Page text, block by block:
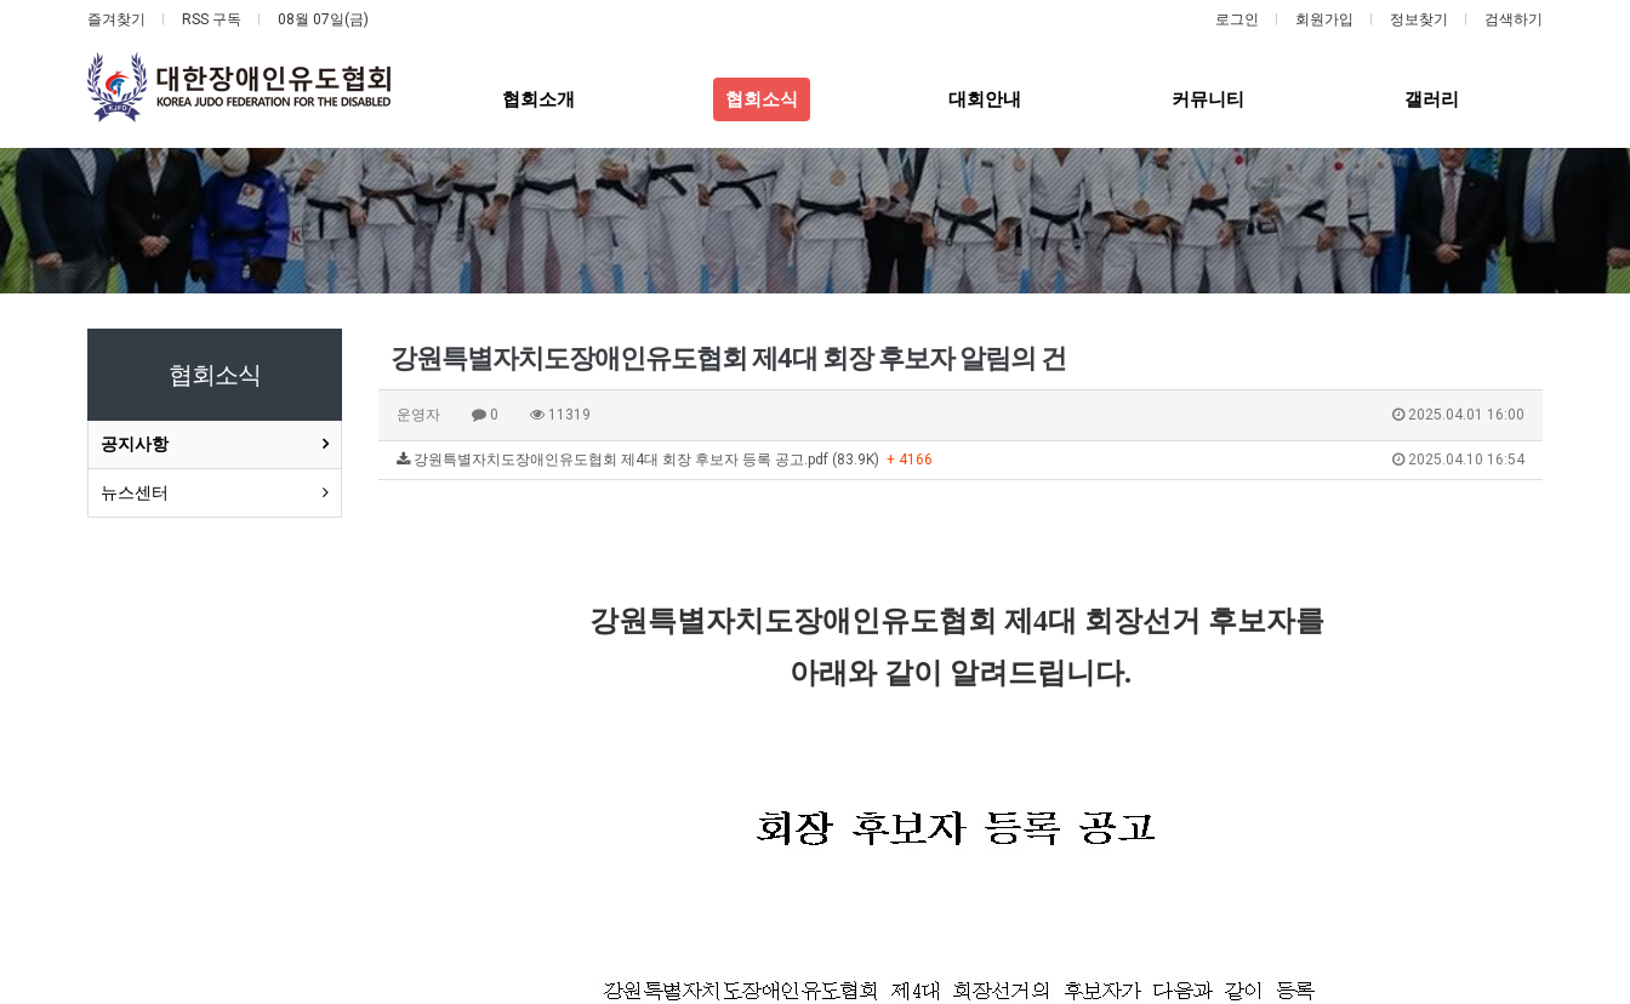
즐겨찾기 RSS 구독 08월 07일(금) 로그인 회원가입 정보찾기 검색하기
협회소개 협회소식 대회안내 커뮤니티 갤러리
강원특별자치도장애인유도협회 제4대 회장 후보자 알림의 건
운영자 0 11319 2025.04.01 16:00
2025.04.10 16:54
강원특별자치도장애인유도협회 제4대 회장 후보자 등록 공고.pdf (83.9K) + 4166
강원특별자치도장애인유도협회 제4대 회장선거 후보자를
아래와 같이 알려드립니다.
협회소식
공지사항
뉴스센터